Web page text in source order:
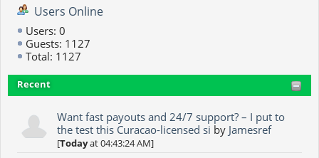
Users Online
Users: 0
Guests: 1127
Total: 1127
Recent
Want fast payouts and 24/7 support? – I put to
the test this Curacao-licensed si by Jamesref
[Todayat 04:43:24 AM]